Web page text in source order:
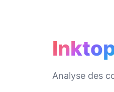
Analyse des